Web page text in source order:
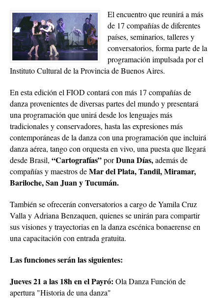
El encuentro que reunirá a más
de 17 compañías de diferentes
países, seminarios, talleres y
conversatorios, forma parte de la
programación impulsada por el
Instituto Cultural de la Provincia de Buenos Aires.
En esta edición el FIOD contará con más 17 compañías de
danza provenientes de diversas partes del mundo y presentará
una programación que unirá desde los lenguajes más
tradicionales y conservadores, hasta las expresiones más
contemporáneas de la danza con una programación que incluirá
danza aérea, tango con orquesta en vivo, una puesta que llegará
desde Brasil, “Cartografías”porDuna Días,además de
compañías y maestros deMar del Plata, Tandil, Miramar,
Bariloche, San Juan y Tucumán.
También se ofrecerán conversatorios a cargo de Yamila Cruz
Valla y Adriana Benzaquen, quienes se unirán para compartir
sus visiones y trayectorias en la danza escénica bonaerense en
una capacitación con entrada gratuita.
Las funciones serán las siguientes:
Jueves 21 a las 18h en el Payró: Ola Danza Función de
apertura "Historia de una danza"